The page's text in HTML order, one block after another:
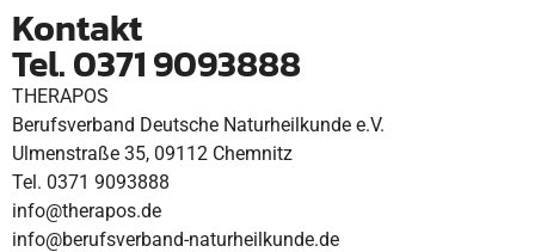
Kontakt
Tel. 0371 9093888
THERAPOS
Berufsverband Deutsche Naturheilkunde e.V.
Ulmenstraße 35, 09112 Chemnitz
Tel. 0371 9093888
info@therapos.de
info@berufsverband-naturheilkunde.de